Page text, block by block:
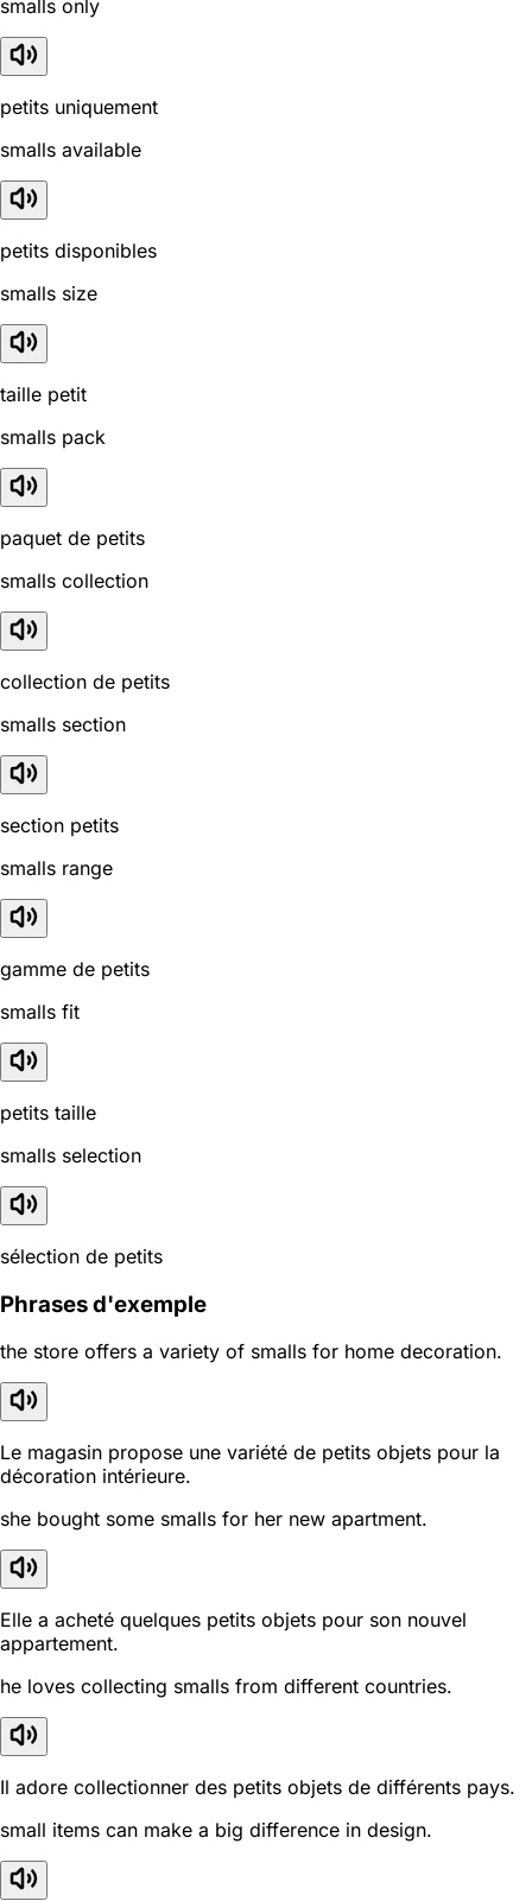
smalls only
petits uniquement
smalls available
petits disponibles
smalls size
taille petit
smalls pack
paquet de petits
smalls collection
collection de petits
smalls section
section petits
smalls range
gamme de petits
smalls fit
petits taille
smalls selection
sélection de petits
Phrases d'exemple
the store offers a variety of smalls for home decoration.
Le magasin propose une variété de petits objets pour la
décoration intérieure.
she bought some smalls for her new apartment.
Elle a acheté quelques petits objets pour son nouvel
appartement.
he loves collecting smalls from different countries.
Il adore collectionner des petits objets de différents pays.
small items can make a big difference in design.